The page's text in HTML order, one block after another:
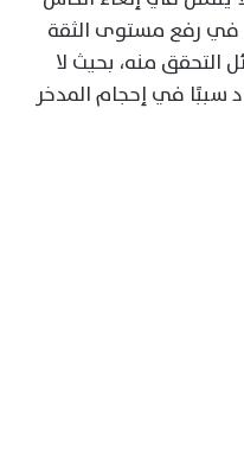
في رفع مستوى الثقة
التحقق منه، بحيث لا
سببًا في إحجام المدخر